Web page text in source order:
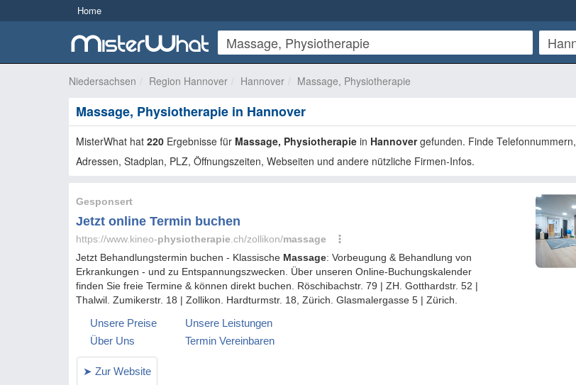
Home
Niedersachsen Region Hannover Hannover Massage, Physiotherapie
Massage, Physiotherapie in Hannover
MisterWhat hat 220 Ergebnisse für Massage, Physiotherapie in Hannovergefunden. Finde Telefonnummern,
Adressen, Stadplan, PLZ, Öffnungszeiten, Webseiten und andere nützliche Firmen-Infos.